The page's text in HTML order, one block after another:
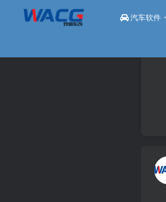
汽车软件